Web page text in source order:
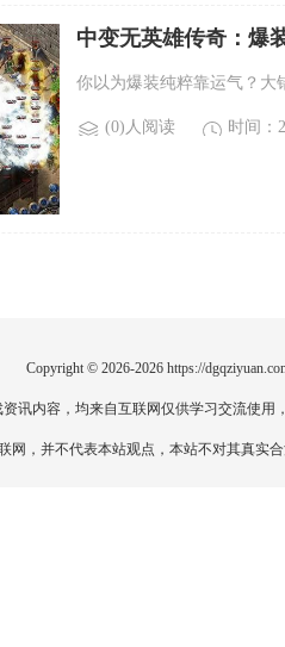
中变无英雄传奇：爆
你以为爆装纯粹靠运气？大
(0)人阅读 时间：
Copyright © 2026-2026 https://
讯内容，均来自互联网仅供学习交流使
，并不代表本站观点，本站不对其真实